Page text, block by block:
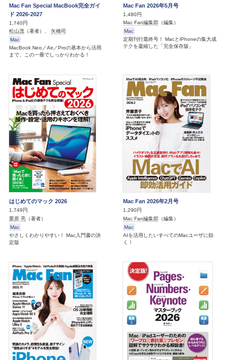
Mac Fan Special MacBook完全ガイ
ド 2026-2027
1,740円
松山茂 （著者）、 矢橋司
Mac
MacBook Neo／Air／Proの基本から活用
まで、この一冊でしっかりわかる！
Mac Fan 2026年5月号
1,480円
Mac Fan編集部 （編集）
Mac
定期刊行最終号！ MacとiPhoneの集大成
テクを凝縮した「完全保存版」
はじめてのマック 2026
1,749円
栗原 亮 （著者）
Mac
やさしくわかりやすい！ Mac入門書の決
定版
Mac Fan 2026年2月号
1,290円
Mac Fan編集部 （編集）
Mac
AIを活用したいすべてのMacユーザに効
く！